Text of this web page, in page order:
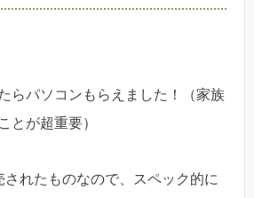
らパソコンもらえました！（家族
とが超重要）
されたものなので、スペック的に